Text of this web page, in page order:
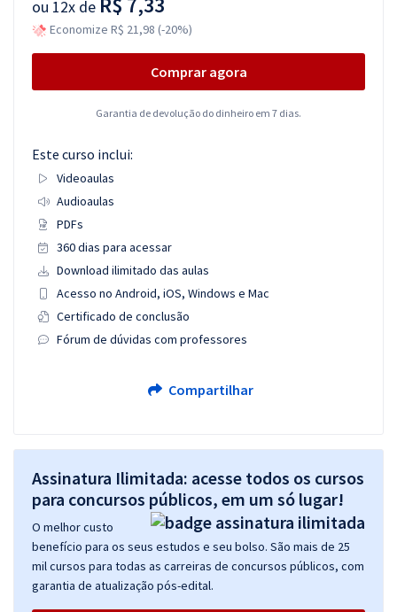
ou 12x de
Economize R$ 21,98 (-20%)
Comprar agora
Garantia de devolução do dinheiro em 7 dias.
Este curso inclui:
Videoaulas
Audioaulas
PDFs
360 dias para acessar
Download ilimitado das aulas
Acesso no Android, iOS, Windows e Mac
Certificado de conclusão
Fórum de dúvidas com professores
Compartilhar
Assinatura Ilimitada: acesse todos os cursos
para concursos públicos, em um só lugar!
O melhor custo
benefício para os seus estudos e seu bolso. São mais de 25
mil cursos para todas as carreiras de concursos públicos, com
garantia de atualização pós-edital.